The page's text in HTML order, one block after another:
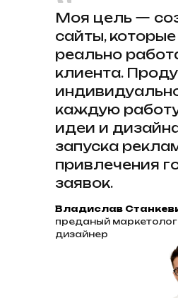
Моя цель —
сайты, которые
реально
клиента.
каждую
идеи и
запуска
привлечения
заявок.
Владислав
преданый маркетолог
дизайнер